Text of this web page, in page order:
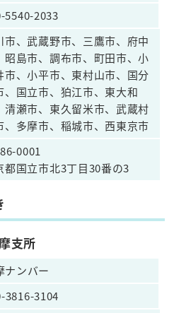
5540-2033
市、武蔵野市、三鷹市、府中
昭島市、調布市、町田市、小
市、小平市、東村山市、国分
、国立市、狛江市、東大和
清瀬市、東久留米市、武蔵村
、多摩市、稲城市、西東京市
0001
都国立市北3丁目30番の3
支所
ナンバー
3816-3104